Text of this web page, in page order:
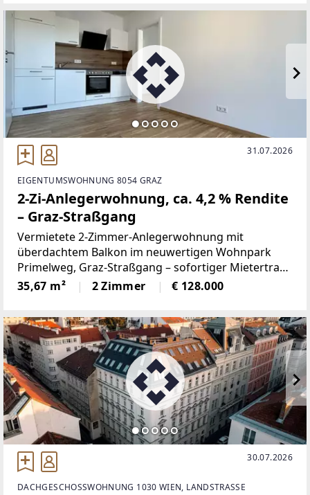
31.07.2026
EIGENTUMSWOHNUNG 8054 GRAZ
2-Zi-Anlegerwohnung, ca. 4,2 % Rendite
– Graz-Straßgang
Vermietete 2-Zimmer-Anlegerwohnung mit
überdachtem Balkon im neuwertigen Wohnpark
Primelweg, Graz-Straßgang – sofortiger Mietertrag
bei Neubauqualität.Die rund 35,67 m² große
Wohnung (Haus A, Baujahr 2022) ist durchdacht
35,67 m² 2 Zimmer € 128.000
30.07.2026
DACHGESCHOSSWOHNUNG 1030 WIEN, LANDSTRASSE